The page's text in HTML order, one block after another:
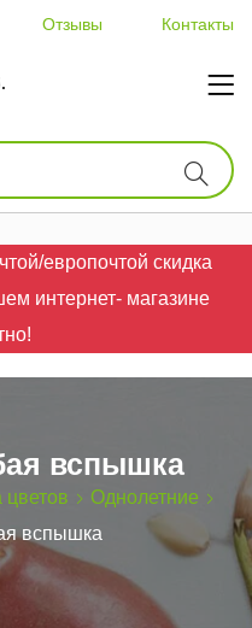
Отзывы Контакты
европочтой скидка
интернет- магазине
вспышка
Однолетние
вспышка